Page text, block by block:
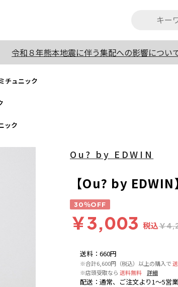
令和８年熊本地震に伴う集配への影響につい
チュニック
ック
送料 ： 660円
※合計6,600円（税込）以上の購入で
※店頭受取なら 送料無料 詳細
配送 ： 通常、ご注文より1～5営
Ou? by EDWIN
【Ou? by
30％OFF
￥3,003 税込￥